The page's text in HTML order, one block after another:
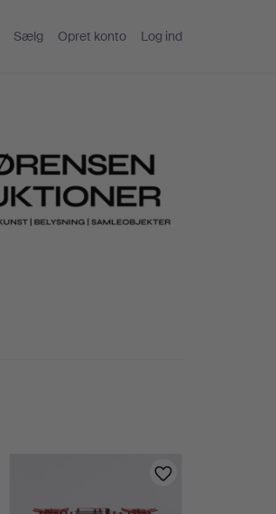
Sælg Opret konto Log ind